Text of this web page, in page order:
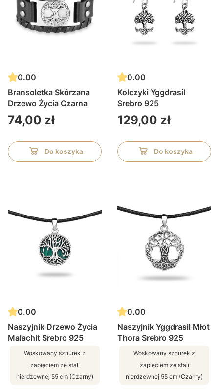
0.00
Bransoletka Skórzana
Drzewo Życia Czarna
Cena
74,00 zł
Do koszyka
0.00
Kolczyki Yggdrasil
Srebro 925
Cena
129,00 zł
Do koszyka
0.00
Naszyjnik Drzewo Życia
Malachit Srebro 925
Woskowany sznurek z
zapięciem ze stali
nierdzewnej 55 cm (Czarny)
0.00
Naszyjnik Yggdrasil Młot
Thora Srebro 925
Woskowany sznurek z
zapięciem ze stali
nierdzewnej 55 cm (Czarny)